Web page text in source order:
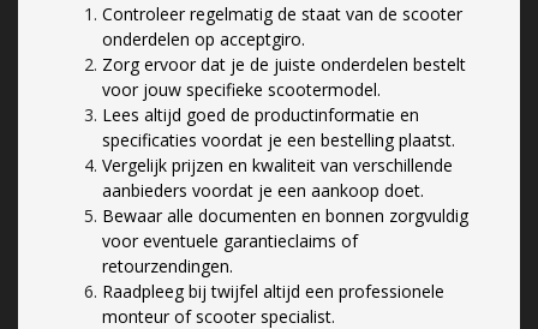
Controleer regelmatig de staat van de scooter
onderdelen op acceptgiro.
Zorg ervoor dat je de juiste onderdelen bestelt
voor jouw specifieke scootermodel.
Lees altijd goed de productinformatie en
specificaties voordat je een bestelling plaatst.
Vergelijk prijzen en kwaliteit van verschillende
aanbieders voordat je een aankoop doet.
Bewaar alle documenten en bonnen zorgvuldig
voor eventuele garantieclaims of
retourzendingen.
Raadpleeg bij twijfel altijd een professionele
monteur of scooter specialist.